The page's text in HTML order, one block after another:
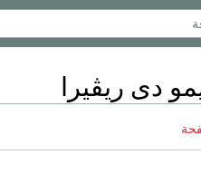
دى ريڤيرا